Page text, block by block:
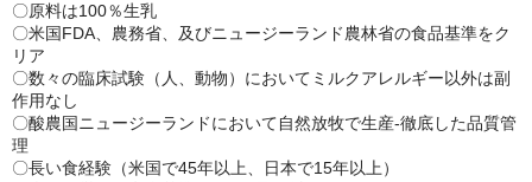
〇原料は100％生乳
〇米国FDA、農務省、及びニュージーランド農林省の食品基準をク
リア
〇数々の臨床試験（人、動物）においてミルクアレルギー以外は副
作用なし
〇酸農国ニュージーランドにおいて自然放牧で生産-徹底した品質管
理
〇長い食経験（米国で45年以上、日本で15年以上）